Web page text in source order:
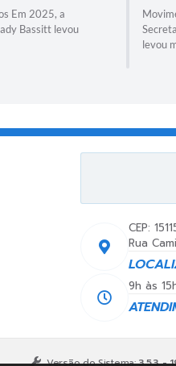
Em 2025, a
Bassitt levou
levou
Rua
CEP:
9h às
Versão do Sistema:3.5.3 -